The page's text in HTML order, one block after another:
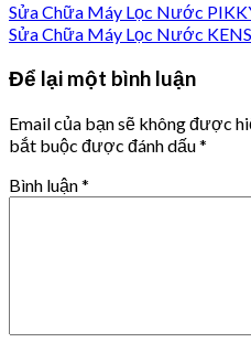
Sửa Chữa Máy Lọc Nước
Sửa Chữa Máy Lọc Nước
Để lại một bình luận
Email của bạn sẽ không được
bắt buộc được đánh dấu*
Bình luận*